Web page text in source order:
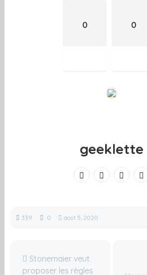
0 0
geeklette
339 0 août 5, 2020
Stonemaier veut
proposer les règles